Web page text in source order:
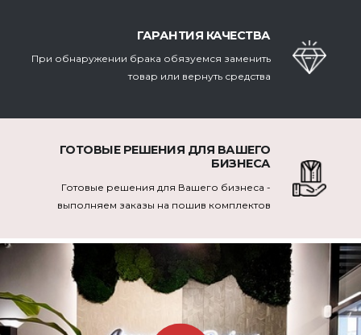
ГАРАНТИЯ КАЧЕСТВА
При обнаружении брака обязуемся заменить
товар или вернуть средства
ГОТОВЫЕ РЕШЕНИЯ ДЛЯ ВАШЕГО
БИЗНЕСА
Готовые решения для Вашего бизнеса -
выполняем заказы на пошив комплектов